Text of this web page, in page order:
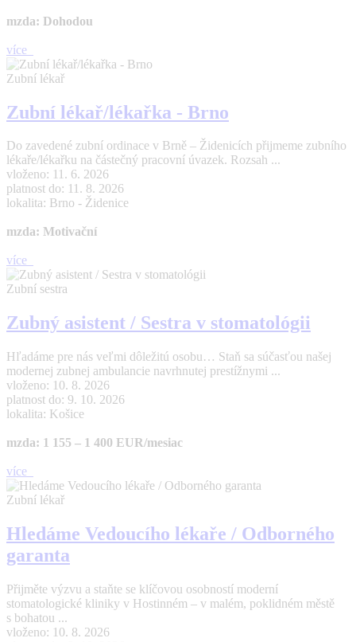
mzda: Dohodou
více
Zubní lékař
Zubní lékař/lékařka - Brno
Do zavedené zubní ordinace v Brně – Židenicích přijmeme zubního
lékaře/lékařku na částečný pracovní úvazek. Rozsah ...
vloženo: 11. 6. 2026
platnost do: 11. 8. 2026
lokalita: Brno - Židenice
mzda: Motivační
více
Zubní sestra
Zubný asistent / Sestra v stomatológii
Hľadáme pre nás veľmi dôležitú osobu… Staň sa súčasťou našej
modernej zubnej ambulancie navrhnutej prestížnymi ...
vloženo: 10. 8. 2026
platnost do: 9. 10. 2026
lokalita: Košice
mzda: 1 155 – 1 400 EUR/mesiac
více
Zubní lékař
Hledáme Vedoucího lékaře / Odborného
garanta
Přijměte výzvu a staňte se klíčovou osobností moderní
stomatologické kliniky v Hostinném – v malém, poklidném městě
s bohatou ...
vloženo: 10. 8. 2026